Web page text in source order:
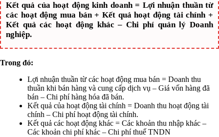
Kết quả của hoạt động kinh doanh = Lợi nhuận thuần từ
các hoạt động mua bán + Kết quả hoạt động tài chính +
Kết quả các hoạt động khác – Chi phí quản lý Doanh
nghiệp.
Trong đó:
Lợi nhuận thuần từ các hoạt động mua bán = Doanh thu
thuần khi bán hàng và cung cấp dịch vụ – Giá vốn hàng đã
bán – Chi phí hàng hóa đã bán.
Kết quả của hoạt động tài chính = Doanh thu hoạt động tài
chính – Chi phí hoạt động tài chính.
Kết quả các hoạt động khác = Các khoản thu nhập khác –
Các khoản chi phí khác – Chi phí thuế TNDN